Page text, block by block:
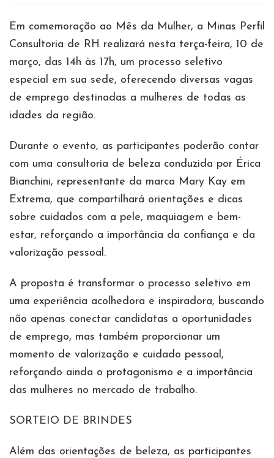
Em comemoração ao Mês da Mulher, a Minas Perfil
Consultoria de RH realizará nesta terça-feira, 10 de
março, das 14h às 17h, um processo seletivo
especial em sua sede, oferecendo diversas vagas
de emprego destinadas a mulheres de todas as
idades da região.
Durante o evento, as participantes poderão contar
com uma consultoria de beleza conduzida por Érica
Bianchini, representante da marca Mary Kay em
Extrema, que compartilhará orientações e dicas
sobre cuidados com a pele, maquiagem e bem-
estar, reforçando a importância da confiança e da
valorização pessoal.
A proposta é transformar o processo seletivo em
uma experiência acolhedora e inspiradora, buscando
não apenas conectar candidatas a oportunidades
de emprego, mas também proporcionar um
momento de valorização e cuidado pessoal,
reforçando ainda o protagonismo e a importância
das mulheres no mercado de trabalho.
SORTEIO DE BRINDES
Além das orientações de beleza, as participantes